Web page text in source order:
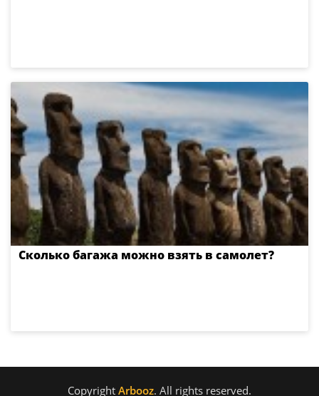
Сколько багажа можно взять в самолет?
Copyright Arbooz. All rights reserved.